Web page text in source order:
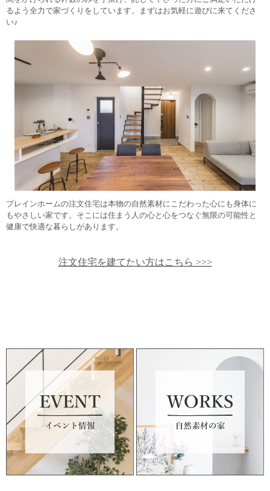
るよう全力で家づくりをしています。まずはお気軽に遊びに来てくださ
い♪
プレインホームの注文住宅は本物の自然素材にこだわった心にも身体に
もやさしい家です。そこには住まう人の心と心をつなぐ無限の可能性と
健康で快適な暮らしがあります。
注文住宅を建てたい方はこちら >>>